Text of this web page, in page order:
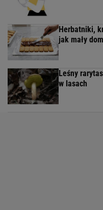
Herbatniki,
jak mały
Leśny
w lasach